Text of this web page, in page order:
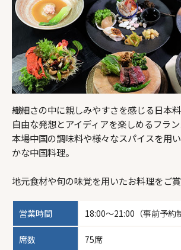
9
15,100 円～
10
15,100 円～
11
13,500 円～
12
13,500 円～
13
13,500 円～
16
8,300 円～
17
8,300 円～
18
8,300 円～
19
8,300 円～
20
8,300 円～
23
11,500 円～
24
7,400 円～
25 26 27
空室
あり
なし
販売
※表示料金は
繊細さの中に親しみやすさを感じる日本料
自由な発想とアイディアを楽しめるフラン
本場中国の調味料や様々なスパイスを用
かな中国料理。
地元食材や旬の味覚を用いたお料理をご賞
営業時間 18:00～21:00（事前予約
席数 75席